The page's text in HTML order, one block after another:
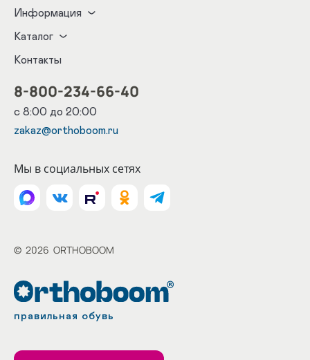
Информация
Каталог
Контакты
8-800-234-66-40
с 8:00 до 20:00
zakaz@orthoboom.ru
Мы в социальных сетях
© 2026 ORTHOBOOM
правильная обувь